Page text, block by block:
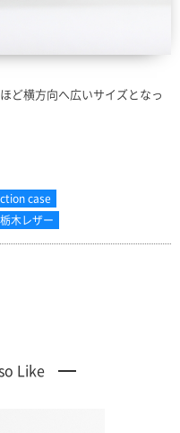
ど横方向へ広いサイズとなっ
case
栃木レザー
Like